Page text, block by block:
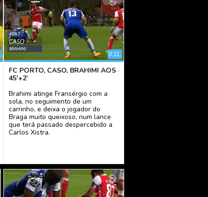
0:11
FC PORTO, CASO, BRAHIMI AOS
45'+2'
Brahimi atinge Fransérgio com a
sola, no seguimento de um
carrinho, e deixa o jogador do
Braga muito queixoso, num lance
que terá passado despercebido a
Carlos Xistra.